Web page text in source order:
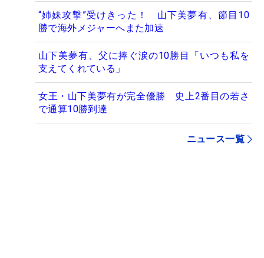
“姉妹攻撃”受けきった！ 山下美夢有、節目10
勝で海外メジャーへまた加速
山下美夢有、父に捧ぐ涙の10勝目「いつも私を
支えてくれている」
女王・山下美夢有が完全優勝 史上2番目の若さ
で通算10勝到達
ニュース一覧